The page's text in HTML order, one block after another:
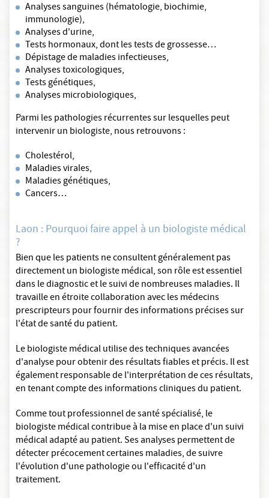
Analyses sanguines (hématologie, biochimie,
immunologie),
Analyses d'urine,
Tests hormonaux, dont les tests de grossesse…
Dépistage de maladies infectieuses,
Analyses toxicologiques,
Tests génétiques,
Analyses microbiologiques,
Parmi les pathologies récurrentes sur lesquelles peut
intervenir un biologiste, nous retrouvons :
Cholestérol,
Maladies virales,
Maladies génétiques,
Cancers…
Laon : Pourquoi faire appel à un biologiste médical
?
Bien que les patients ne consultent généralement pas
directement un biologiste médical, son rôle est essentiel
dans le diagnostic et le suivi de nombreuses maladies. Il
travaille en étroite collaboration avec les médecins
prescripteurs pour fournir des informations précises sur
l'état de santé du patient.
Le biologiste médical utilise des techniques avancées
d'analyse pour obtenir des résultats fiables et précis. Il est
également responsable de l'interprétation de ces résultats,
en tenant compte des informations cliniques du patient.
Comme tout professionnel de santé spécialisé, le
biologiste médical contribue à la mise en place d'un suivi
médical adapté au patient. Ses analyses permettent de
détecter précocement certaines maladies, de suivre
l'évolution d'une pathologie ou l'efficacité d'un
traitement.